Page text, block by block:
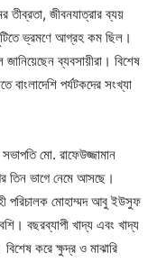
তীব্রতা, জীবনযাত্রার ব্যয়
ভ্রমণে আগ্রহ কম ছিল।
ব্যবসায়ীরা। বিশেষ
বাংলাদেশি পর্যটকদের সংখ্যা
মো. রাফেউজ্জামান
তিন ভাগে নেমে আসছে।
পরিচালক মোহাম্মদ আবু ইউসুফ
বছরব্যাপী খাদ্য এবং খাদ্য
করে ক্ষুদ্র ও মাঝারি